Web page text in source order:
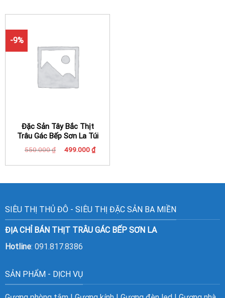
-9%
Đặc Sản Tây Bắc Thịt
Trâu Gác Bếp Sơn La Túi
0,5 Kg Thượng Hạng
550.000₫
Giá
550.000 ₫.
499.000₫Giá
hiện
là:
SIÊU THỊ THỦ ĐÔ - SIÊU THỊ ĐẶC SẢN BA MIỀN
ĐỊA CHỈ BÁN THỊT TRÂU GÁC BẾP SƠN LA
Hotline: 091.817.8386
SẢN PHẨM - DỊCH VỤ